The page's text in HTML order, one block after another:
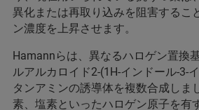
異化または再取り込みを阻害するこ
ン濃度を上昇させます。
Hamannらは、異なるハロゲン置換
ルアルカロイド2-(1H-インドール-3-
タンアミンの誘導体を複数合成しま
素、塩素といったハロゲン原子を有